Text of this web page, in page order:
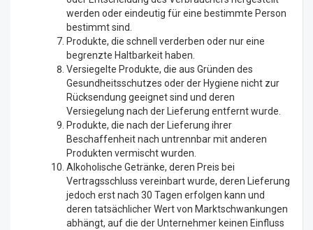
werden oder eindeutig für eine bestimmte Person
bestimmt sind.
Produkte, die schnell verderben oder nur eine
begrenzte Haltbarkeit haben.
Versiegelte Produkte, die aus Gründen des
Gesundheitsschutzes oder der Hygiene nicht zur
Rücksendung geeignet sind und deren
Versiegelung nach der Lieferung entfernt wurde.
Produkte, die nach der Lieferung ihrer
Beschaffenheit nach untrennbar mit anderen
Produkten vermischt wurden.
Alkoholische Getränke, deren Preis bei
Vertragsschluss vereinbart wurde, deren Lieferung
jedoch erst nach 30 Tagen erfolgen kann und
deren tatsächlicher Wert von Marktschwankungen
abhängt, auf die der Unternehmer keinen Einfluss